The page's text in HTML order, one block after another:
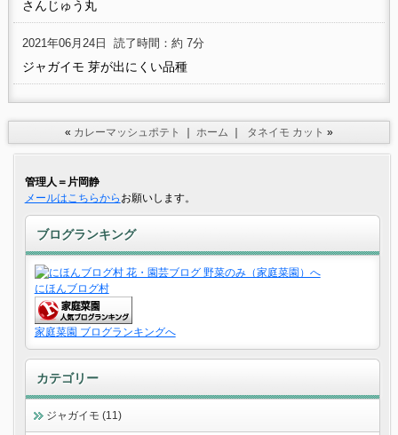
さんじゅう丸
2021年06月24日 読了時間：約 7分
ジャガイモ 芽が出にくい品種
« カレーマッシュポテト ｜ ホーム ｜ タネイモ カット »
管理人＝片岡静
メールはこちらから お願いします。
ブログランキング
にほんブログ村
家庭菜園 ブログランキングへ
カテゴリー
ジャガイモ (11)